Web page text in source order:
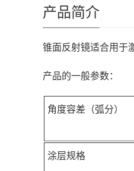
产品简介
锥面反射镜适合用于
产品的一般参数：
角度容差（弧分）
涂层规格